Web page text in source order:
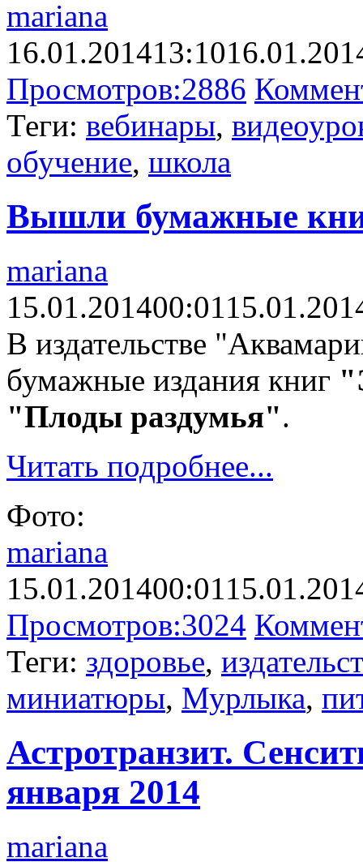
mariana
16.01.201413:10
Просмотров:2886
Теги: вебинары,
обучение, школа
Вышли бумажные
mariana
15.01.201400:01
В издательстве
бумажные издания книг
"Плоды раздумья".
Читать подробнее...
Фото:
mariana
15.01.201400:01
Просмотров:3024
Теги: здоровье,
миниатюры, Мурлыка,
Астротранзит.
января 2014
mariana